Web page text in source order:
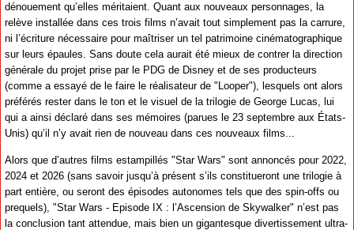
dénouement qu’elles méritaient. Quant aux nouveaux personnages, la
relève installée dans ces trois films n’avait tout simplement pas la carrure,
ni l’écriture nécessaire pour maîtriser un tel patrimoine cinématographique
sur leurs épaules. Sans doute cela aurait été mieux de contrer la direction
générale du projet prise par le PDG de Disney et de ses producteurs
(comme a essayé de le faire le réalisateur de "Looper"), lesquels ont alors
préférés rester dans le ton et le visuel de la trilogie de George Lucas, lui
qui a ainsi déclaré dans ses mémoires (parues le 23 septembre aux États-
Unis) qu’il n’y avait rien de nouveau dans ces nouveaux films...
Alors que d’autres films estampillés "Star Wars" sont annoncés pour 2022,
2024 et 2026 (sans savoir jusqu’à présent s’ils constitueront une trilogie à
part entière, ou seront des épisodes autonomes tels que des spin-offs ou
prequels), "Star Wars - Episode IX : l’Ascension de Skywalker" n’est pas
la conclusion tant attendue, mais bien un gigantesque divertissement ultra-